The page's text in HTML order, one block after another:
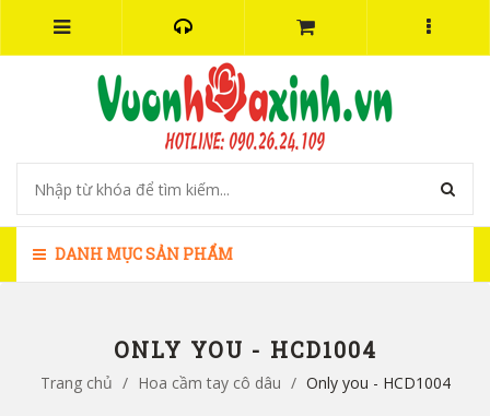
DANH MỤC SẢN PHẨM
ONLY YOU - HCD1004
Trang chủ / Hoa cầm tay cô dâu / Only you - HCD1004